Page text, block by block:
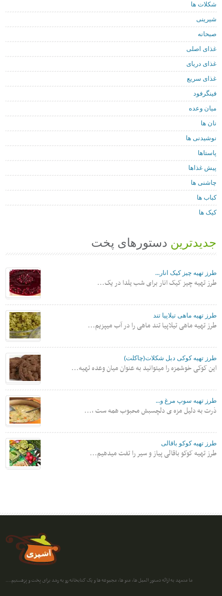
شکلات ها
شیرینی
صبحانه
غذای اصلی
غذای دریای
غذای سریع
فینگرفود
میان وعده
نان ها
نوشیدنی ها
پاستاها
پیش غذاها
چاشنی ها
کباب ها
کیک ها
جدیدترین دستورهای پخت
طرز تهیه چیز کیک انار...
طرز تهیه چیز کیک انار برای شب یلدا در یک...
طرز تهیه ماهی تیلاپیا تند
طرز تهیه ماهی تیلاپیا تند ماهی را در آب میپزیم...
طرز تهیه کوکی دبل شکلات(چاکلت)
این کوکی خوشمزه را میتوانید به عنوان میان وعده تهیه...
طرز تهیه سوپ مرغ و...
ذرت به دلیل مزه ی دلچسبش محبوب همه ست ،...
طرز تهیه کوکو باقالی
طرز تهیه کوکو باقالی پیاز و سیر را تفت میدهیم...
ما متعهد به ارائه دستور العمل ها، منو ها، مجموعه ها و یک کتابخانه رو به رشد برای پخت و پزهستیم....